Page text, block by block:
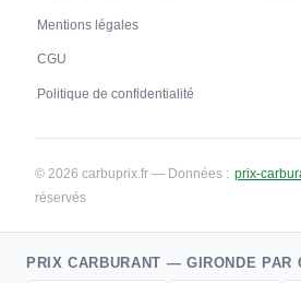
Mentions légales
CGU
Politique de confidentialité
© 2026 carbuprix.fr — Données : prix-
réservés
PRIX CARBURANT — GIRONDE PAR